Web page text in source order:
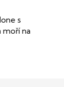
s
moří na